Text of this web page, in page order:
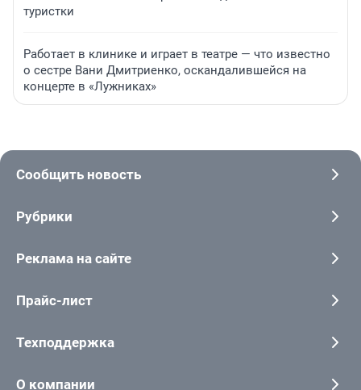
туристки
Работает в клинике и играет в театре — что известно
о сестре Вани Дмитриенко, оскандалившейся на
концерте в «Лужниках»
Сообщить новость
Рубрики
Реклама на сайте
Прайс-лист
Техподдержка
О компании